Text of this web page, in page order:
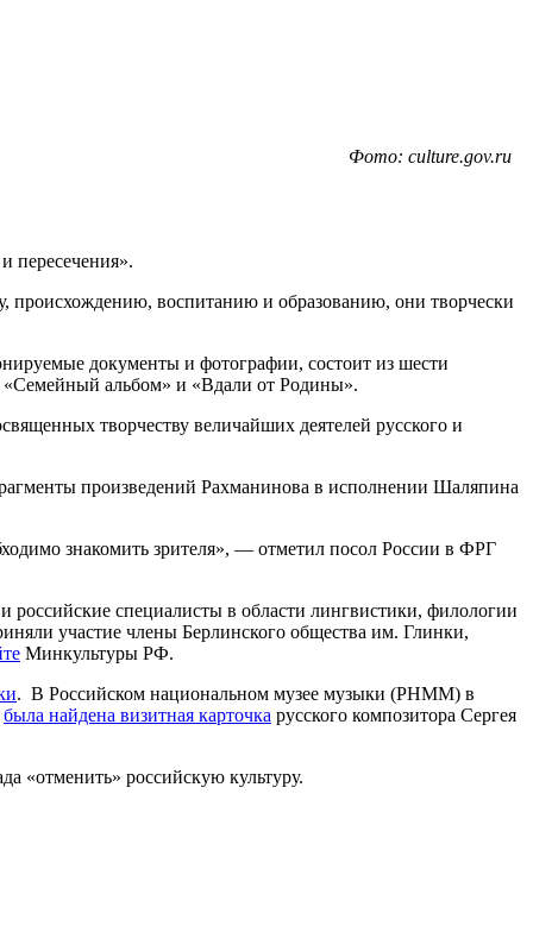
Фото: culture.gov.ru
пересечения».
происхождению, воспитанию и образованию, они творчески
документы и фотографии, состоит из шести
«Семейный альбом» и «Вдали от Родины».
творчеству величайших деятелей русского и
произведений Рахманинова в исполнении Шаляпина
знакомить зрителя», — отметил посол России в ФРГ
специалисты в области лингвистики, филологии
участие члены Берлинского общества им. Глинки,
Минкультуры РФ.
. В Российском национальном музее музыки (РНММ) в
была найдена визитная карточка русского композитора Сергея
«отменить» российскую культуру.